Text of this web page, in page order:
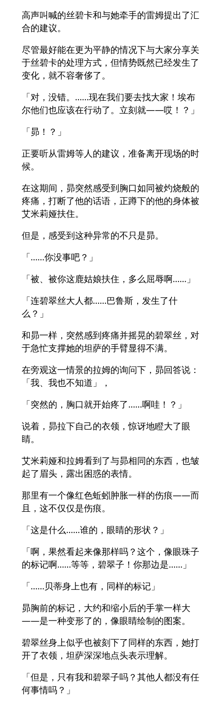
高声叫喊的丝碧卡和与她牵手的雷姆提出了汇
合的建议。
尽管最好能在更为平静的情况下与大家分享关
于丝碧卡的处理方式，但情势既然已经发生了
变化，就不容奢侈了。
「对，没错。……现在我们要去找大家！埃布
尔他们也应该在行动了。立刻就——哎！？」
「昴！？」
正要听从雷姆等人的建议，准备离开现场的时
候。
在这期间，昴突然感受到胸口如同被灼烧般的
疼痛，打断了他的话语，正蹲下的他的身体被
艾米莉娅扶住。
但是，感受到这种异常的不只是昴。
「……你没事吧？」
「被、被你这鹿姑娘扶住，多么屈辱啊……」
「连碧翠丝大人都……巴鲁斯，发生了什
么？」
和昴一样，突然感到疼痛并摇晃的碧翠丝，对
于急忙支撑她的坦萨的手臂显得不满。
在旁观这一情景的拉姆的询问下，昴回答说：
「我、我也不知道」，
「突然的，胸口就开始疼了……啊哇！？」
说着，昴拉下自己的衣领，惊讶地瞪大了眼
睛。
艾米莉娅和拉姆看到了与昴相同的东西，也皱
起了眉头，露出困惑的表情。
那里有一个像红色蚯蚓肿胀一样的伤痕——而
且，这不仅仅是伤痕。
「这是什么……谁的，眼睛的形状？」
「啊，果然看起来像那样吗？这个，像眼珠子
的标记啊……等等，碧翠子！你那边是……」
「……贝蒂身上也有，同样的标记」
昴胸前的标记，大约和缩小后的手掌一样大
——是一种变形了的，像眼睛绘制的图案。
碧翠丝身上似乎也被刻下了同样的东西，她打
开了衣领，坦萨深深地点头表示理解。
「但是，只有我和碧翠子吗？其他人都没有任
何事情吗？」